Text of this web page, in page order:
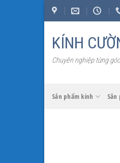
Skip
content
KÍNH
Chuyên nghiệp từng
Sản phẩm kính